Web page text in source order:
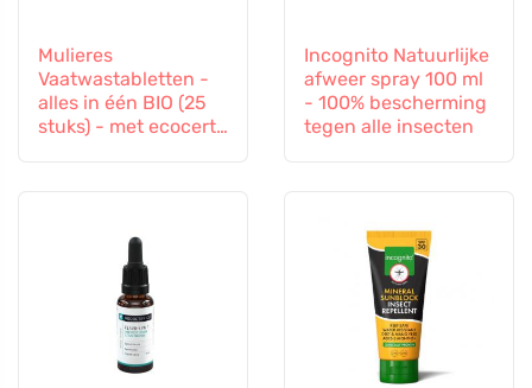
Mulieres
Vaatwastabletten -
alles in één BIO (25
stuks) - met ecocert-
Incognito Natuurlijke
afweer spray 100 ml
- 100% bescherming
tegen alle insecten